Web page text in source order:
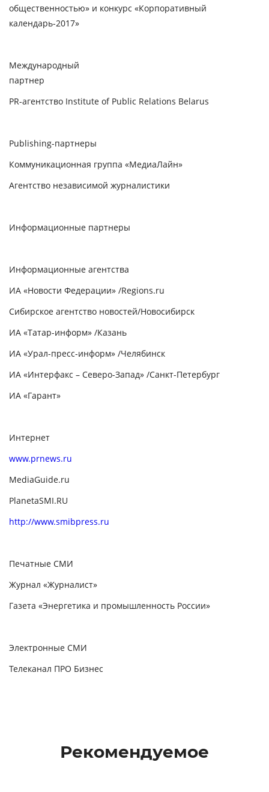
общественностью» и конкурс «Корпоративный
календарь-2017»
Международный
партнер
PR-агентство Institute of Public Relations Belarus
Publishing-партнеры
Коммуникационная группа «МедиаЛайн»
Агентство независимой журналистики
Информационные партнеры
Информационные агентства
ИА «Новости Федерации» /Regions.ru
Сибирское агентство новостей/Новосибирск
ИА «Татар-информ» /Казань
ИА «Урал-пресс-информ» /Челябинск
ИА «Интерфакс – Северо-Запад» /Санкт-Петербург
ИА «Гарант»
Интернет
www.prnews.ru
MediaGuide.ru
PlanetaSMI.RU
http://www.smibpress.ru
Печатные СМИ
Журнал «Журналист»
Газета «Энергетика и промышленность России»
Электронные СМИ
Телеканал ПРО Бизнес
Рекомендуемое